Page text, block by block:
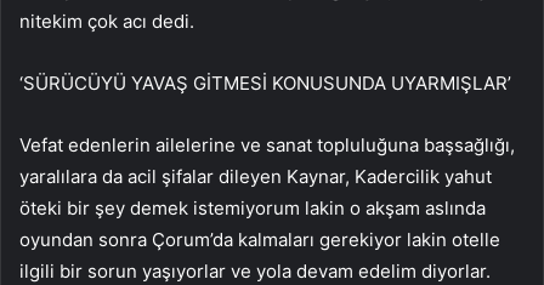
nitekim çok acı dedi.
‘SÜRÜCÜYÜ YAVAŞ GİTMESİ KONUSUNDA UYARMIŞLAR’
Vefat edenlerin ailelerine ve sanat topluluğuna başsağlığı,
yaralılara da acil şifalar dileyen Kaynar, Kadercilik yahut
öteki bir şey demek istemiyorum lakin o akşam aslında
oyundan sonra Çorum’da kalmaları gerekiyor lakin otelle
ilgili bir sorun yaşıyorlar ve yola devam edelim diyorlar.